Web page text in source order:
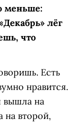
меньше:
лёг
что
Есть
нравится.
вышла на
на второй,